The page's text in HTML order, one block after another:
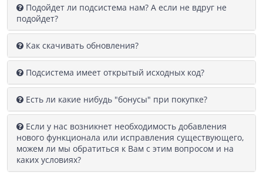
Подойдет ли подсистема нам? А если не вдруг не
подойдет?
Как скачивать обновления?
Подсистема имеет открытый исходных код?
Есть ли какие нибудь "бонусы" при покупке?
Если у нас возникнет необходимость добавления
нового функционала или исправления существующего,
можем ли мы обратиться к Вам с этим вопросом и на
каких условиях?